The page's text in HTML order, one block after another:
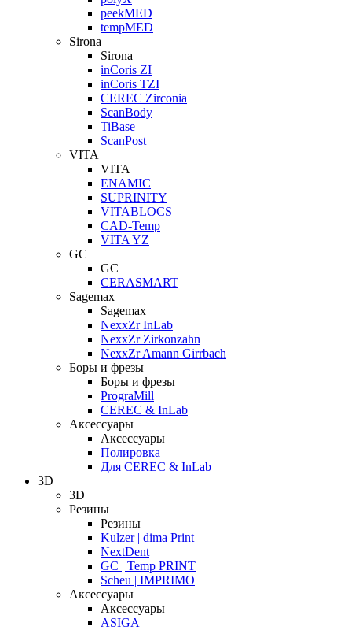
peekMED
tempMED
Sirona
Sirona
inCoris ZI
inCoris TZI
CEREC Zirconia
ScanBody
TiBase
ScanPost
VITA
VITA
ENAMIC
SUPRINITY
VITABLOCS
CAD-Temp
VITA YZ
GC
GC
CERASMART
Sagemax
Sagemax
NexxZr InLab
NexxZr Zirkonzahn
NexxZr Amann Girrbach
Боры и фрезы
Боры и фрезы
PrograMill
CEREC & InLab
Аксессуары
Аксессуары
Полировка
Для CEREC & InLab
3D
3D
Резины
Резины
Kulzer | dima Print
NextDent
GC | Temp PRINT
Scheu | IMPRIMO
Аксессуары
Аксессуары
ASIGA